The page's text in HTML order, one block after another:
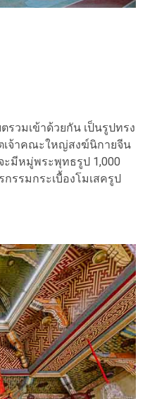
วมเข้าด้วยกัน เป็นรูปทรง
เจ้าคณะใหญ่สงฆ์นิกายจีน
ะมีหมู่พระพุทธรูป 1,000
รรมกระเบื้องโมเสครูป